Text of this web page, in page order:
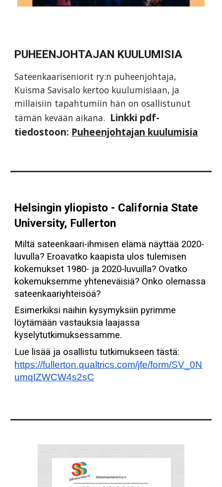
PUHEENJOHTAJAN KUULUMISIA
Sateenkaariseniorit ry:n puheenjohtaja,
Kuisma Savisalo kertoo kuulumisiaan, ja
millaisiin tapahtumiin hän on osallistunut
tämän kevään aikana. Linkki pdf-
tiedostoon: Puheenjohtajan kuulumisia
Helsingin yliopisto - California State
University, Fullerton
Miltä sateenkaari-ihmisen elämä näyttää 2020-
luvulla? Eroavatko kaapista ulos tulemisen
kokemukset 1980- ja 2020-luvuilla? Ovatko
kokemuksemme yhteneväisiä? Onko olemassa
sateenkaariyhteisöä?
Esimerkiksi näihin kysymyksiin pyrimme
löytämään vastauksia laajassa
kyselytutkimuksessamme.
Lue lisää ja osallistu tutkimukseen tästä:
https://fullerton.qualtrics.com/jfe/form/SV_0N
umqIZWCW4s2sC